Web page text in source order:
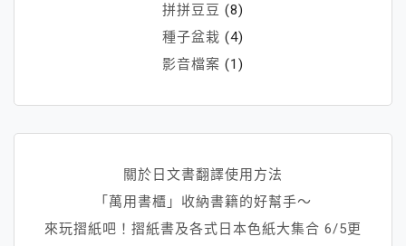
拼拼豆豆 (8)
種子盆栽 (4)
影音檔案 (1)
關於日文書翻譯使用方法
「萬用書櫃」收納書籍的好幫手～
來玩摺紙吧！摺紙書及各式日本色紙大集合 6/5更